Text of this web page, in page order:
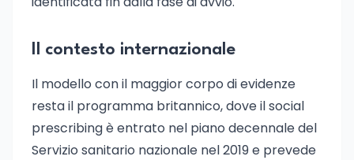
Il contesto internazionale
Il modello con il maggior corpo di evidenze
resta il programma britannico, dove il social
prescribing è entrato nel piano decennale del
Servizio sanitario nazionale nel 2019 e prevede